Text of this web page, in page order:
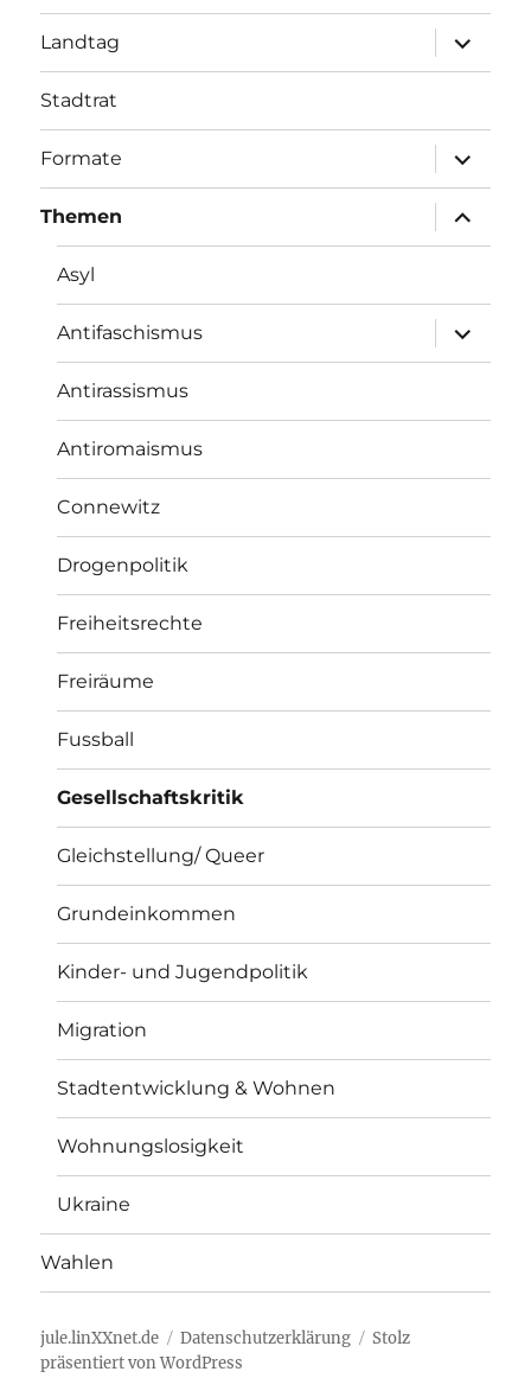
Landtag
öffnen
Stadtrat
Formate
öffnen
Themen
öffnen
Asyl
Antifaschismus
öffnen
Antirassismus
Antiromaismus
Connewitz
Drogenpolitik
Freiheitsrechte
Freiräume
Fussball
Gesellschaftskritik
Gleichstellung/ Queer
Grundeinkommen
Kinder- und Jugendpolitik
Migration
Stadtentwicklung & Wohnen
Wohnungslosigkeit
Ukraine
Wahlen
jule.linXXnet.de Datenschutzerklärung
Stolz
präsentiert von WordPress